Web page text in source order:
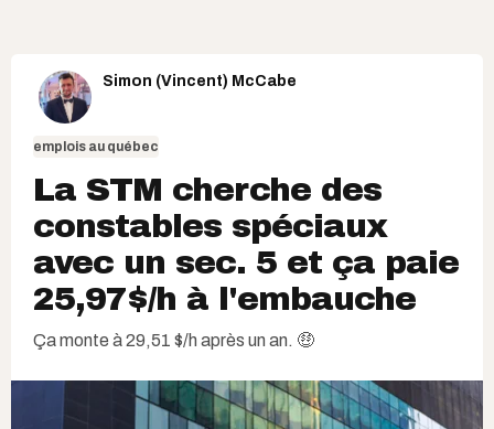
Simon (Vincent) McCabe
emplois au québec
La STM cherche des
constables spéciaux
avec un sec. 5 et ça paie
25,97$/h à l'embauche
Ça monte à 29,51 $/h après un an. 🤑